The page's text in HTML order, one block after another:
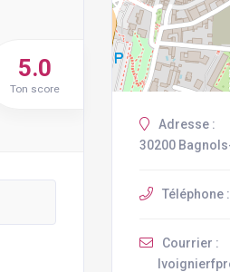
5.0
Ton score
Adresse :
30200
Téléphone :
Courrier :